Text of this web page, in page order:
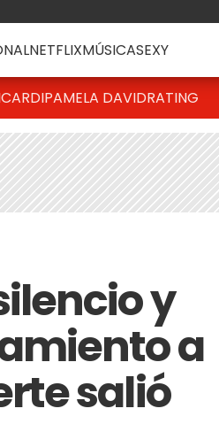
NETFLIXMÚSICASEXY
PAMELA DAVIDRATING
y
a
salió